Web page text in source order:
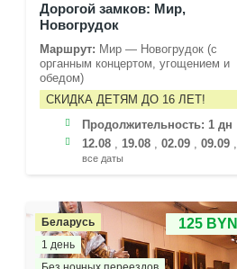
Дорогой замков: Мир,
Новогрудок
Маршрут: Мир — Новогрудок (с
органным концертом, угощением и
обедом)
СКИДКА ДЕТЯМ ДО 16 ЛЕТ!
Продолжительность: 1 дн
12.08 , 19.08 , 02.09 , 09.09 ,
все даты
125 BYN
Беларусь
1 день